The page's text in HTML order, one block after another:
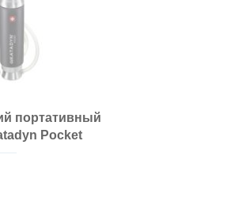
портативный
Pocket